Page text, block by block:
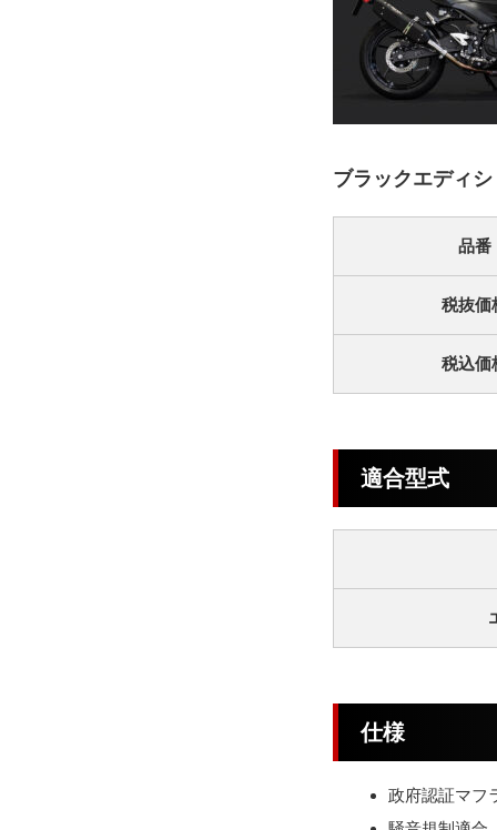
ブラックエディ
品番
税抜価
税込価
適合型式
仕様
政府認証マフ